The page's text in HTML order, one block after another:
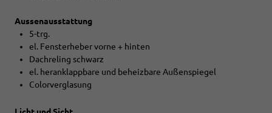
Aussenausstattung
5-trg.
el. Fensterheber vorne + hinten
Dachreling schwarz
el. heranklappbare und beheizbare Außenspiegel
Colorverglasung